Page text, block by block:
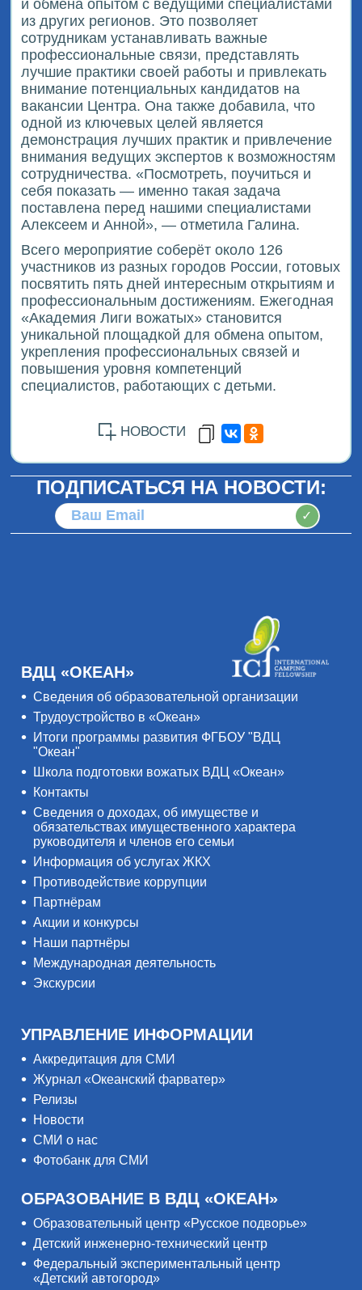
и обмена опытом с ведущими специалистами
из других регионов. Это позволяет
сотрудникам устанавливать важные
профессиональные связи, представлять
лучшие практики своей работы и привлекать
внимание потенциальных кандидатов на
вакансии Центра. Она также добавила, что
одной из ключевых целей является
демонстрация лучших практик и привлечение
внимания ведущих экспертов к возможностям
сотрудничества. «Посмотреть, поучиться и
себя показать — именно такая задача
поставлена перед нашими специалистами
Алексеем и Анной», — отметила Галина.
Всего мероприятие соберёт около 126
участников из разных городов России, готовых
посвятить пять дней интересным открытиям и
профессиональным достижениям. Ежегодная
«Академия Лиги вожатых» становится
уникальной площадкой для обмена опытом,
укрепления профессиональных связей и
повышения уровня компетенций
специалистов, работающих с детьми.
НОВОСТИ
ПОДПИСАТЬСЯ НА НОВОСТИ:
✓
ВДЦ «ОКЕАН»
Сведения об образовательной организации
Трудоустройство в «Океан»
Итоги программы развития ФГБОУ "ВДЦ
"Океан"
Школа подготовки вожатых ВДЦ «Океан»
Контакты
Сведения о доходах, об имуществе и
обязательствах имущественного характера
руководителя и членов его семьи
Информация об услугах ЖКХ
Противодействие коррупции
Партнёрам
Акции и конкурсы
Наши партнёры
Международная деятельность
Экскурсии
УПРАВЛЕНИЕ ИНФОРМАЦИИ
Аккредитация для СМИ
Журнал «Океанский фарватер»
Релизы
Новости
СМИ о нас
Фотобанк для СМИ
ОБРАЗОВАНИЕ В ВДЦ «ОКЕАН»
Образовательный центр «Русское подворье»
Детский инженерно-технический центр
Федеральный экспериментальный центр
«Детский автогород»